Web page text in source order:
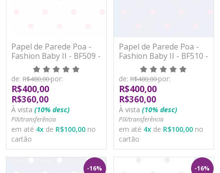
Papel de Parede Poa -
Fashion Baby II - BF509 -
Vinílico
de: R$480,00por:
R$400,00
R$360,00
À vista (10% desc)
PIX/transferência
em até 4x de R$100,00 no
cartão
Papel de Parede Poa -
Fashion Baby II - BF510 -
Vinílico
de: R$480,00por:
R$400,00
R$360,00
À vista (10% desc)
PIX/transferência
em até 4x de R$100,00 no
cartão
-16% -16%